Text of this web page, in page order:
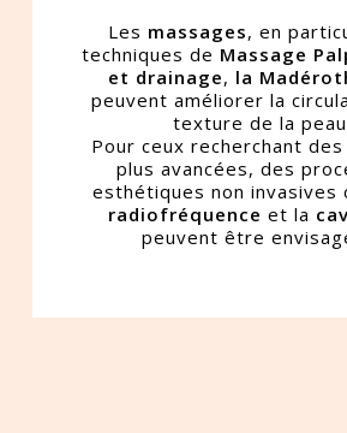
Les massages, en
techniques de Massage
et drainage, la
peuvent améliorer la
texture de la
Pour ceux recherchant
plus avancées, des
esthétiques non invasives
radiofréquence et la
peuvent être